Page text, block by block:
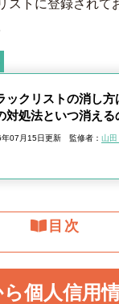
ストに登録されて
ックリストの消し方
対処法といつ消える
07月15日更新 監修者： 山田
目次
個人信用